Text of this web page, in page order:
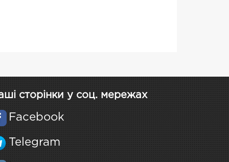
сторінки у соц. мережах
Facebook
Telegram